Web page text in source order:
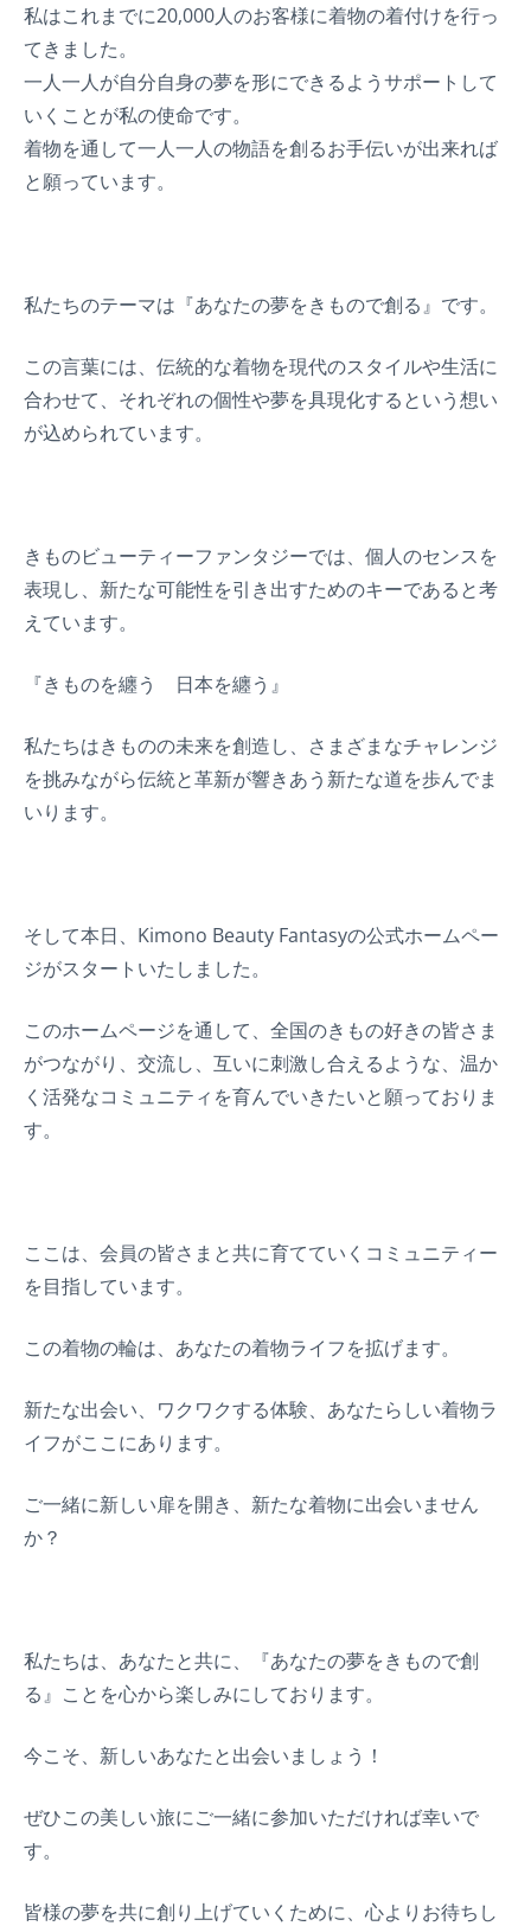
私はこれまでに20,000人のお客様に着物の着付けを行っ
てきました。
一人一人が自分自身の夢を形にできるようサポートして
いくことが私の使命です。
着物を通して一人一人の物語を創るお手伝いが出来れば
と願っています。
私たちのテーマは『あなたの夢をきもので創る』です。
この言葉には、伝統的な着物を現代のスタイルや生活に
合わせて、それぞれの個性や夢を具現化するという想い
が込められています。
きものビューティーファンタジーでは、個人のセンスを
表現し、新たな可能性を引き出すためのキーであると考
えています。
『きものを纏う 日本を纏う』
私たちはきものの未来を創造し、さまざまなチャレンジ
を挑みながら伝統と革新が響きあう新たな道を歩んでま
いります。
そして本日、Kimono Beauty Fantasyの公式ホームペー
ジがスタートいたしました。
このホームページを通して、全国のきもの好きの皆さま
がつながり、交流し、互いに刺激し合えるような、温か
く活発なコミュニティを育んでいきたいと願っておりま
す。
ここは、会員の皆さまと共に育てていくコミュニティー
を目指しています。
この着物の輪は、あなたの着物ライフを拡げます。
新たな出会い、ワクワクする体験、あなたらしい着物ラ
イフがここにあります。
ご一緒に新しい扉を開き、新たな着物に出会いません
か？
私たちは、あなたと共に、『あなたの夢をきもので創
る』ことを心から楽しみにしております。
今こそ、新しいあなたと出会いましょう！
ぜひこの美しい旅にご一緒に参加いただければ幸いで
す。
皆様の夢を共に創り上げていくために、心よりお待ちし